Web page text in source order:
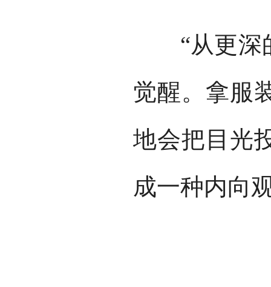
“从更深的
觉醒。拿服
地会把目光
成一种内向